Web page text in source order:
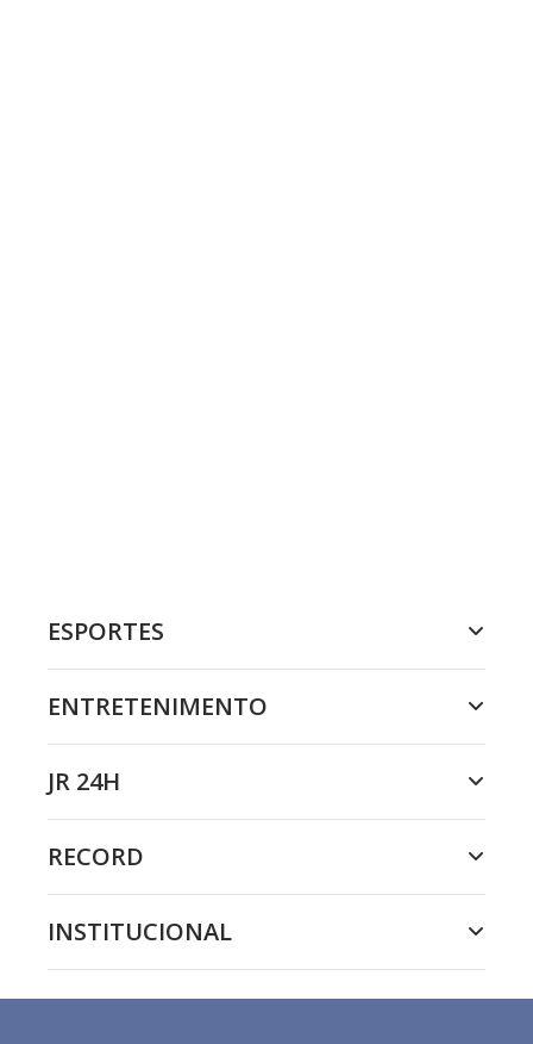
ESPORTES
ENTRETENIMENTO
JR 24H
RECORD
INSTITUCIONAL